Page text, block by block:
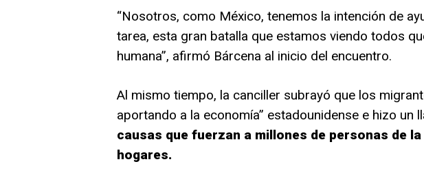
“Nosotros, como México, tenemos la intención de
tarea, esta gran batalla que estamos viendo todos
humana”, afirmó Bárcena al inicio del encuentro.
Al mismo tiempo, la canciller subrayó que los
aportando a la economía” estadounidense e hizo un
causas que fuerzan a millones de personas de
hogares.